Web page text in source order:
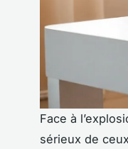
Face à
sérieux de